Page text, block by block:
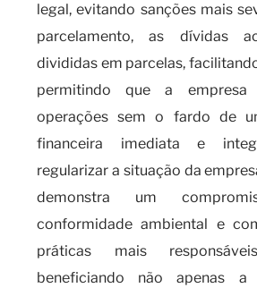
legal, evitando sanções mais
parcelamento, as dívidas
divididas em parcelas,
permitindo que a empresa
operações sem o fardo de
financeira imediata e
regularizar a situação da
demonstra um
conformidade ambiental e
práticas mais
beneficiando não apenas a